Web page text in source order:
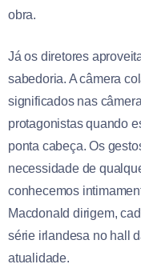
obra.
Já os diretores
sabedoria. A câmera
significados nas
protagonistas quando
ponta cabeça. Os
necessidade de
conhecemos
Macdonald dirigem,
série irlandesa no hall
atualidade.